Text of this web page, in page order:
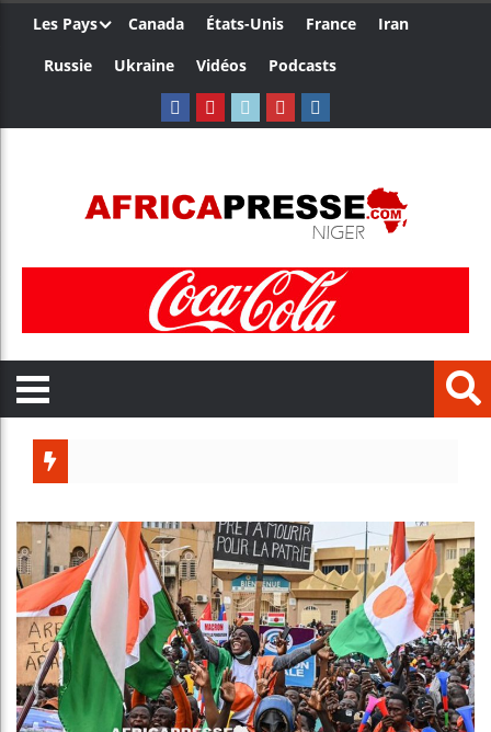
Les Pays Canada États-Unis France
Iran
Russie
Ukraine Vidéos Podcasts
Réforme
Bénin :
Aliko